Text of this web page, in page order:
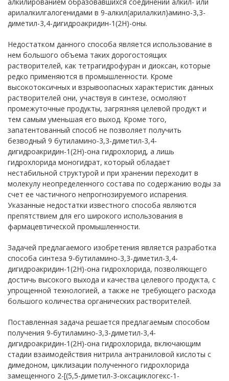
арилалкилгалогенидами в 9-алкил(арилалкил)амино-3,3-
диметил-3,4-дигидроакридин-1(2Н)-оны.
Недостатком данного способа является использование в
нем большого объема таких дорогостоящих
растворителей, как тетрагидрофуран и диоксан, которые
редко применяются в промышленности. Кроме
высокотоксичных и взрывоопасных характеристик данных
растворителей они, участвуя в синтезе, осмоляют
промежуточные продукты, загрязняя целевой продукт и
тем самым уменьшая его выход. Кроме того,
запатентованный способ не позволяет получить
безводный 9 бутиламино-3,3-диметил-3,4-
дигидроакридин-1(2Н)-она гидрохлорид, а лишь
гидрохлорида моногидрат, который обладает
нестабильной структурой и при хранении переходит в
молекулу неопределенного состава по содержанию воды за
счет ее частичного непрогнозируемого испарения.
Указанные недостатки известного способа являются
препятствием для его широкого использования в
фармацевтической промышленности.
Задачей предлагаемого изобретения является разработка
способа синтеза 9-бутиламино-3,3-диметил-3,4-
дигидроакридин-1(2Н)-она гидрохлорида, позволяющего
достичь высокого выхода и качества целевого продукта, с
упрощенной технологией, а также не требующего расхода
большого количества органических растворителей.
Поставленная задача решается предлагаемым способом
получения 9-бутиламино-3,3-диметил-3,4-
дигидроакридин-1(2Н)-она гидрохлорида, включающим
стадии взаимодействия нитрила антраниловой кислоты с
димедоном, циклизации полученного гидрохлорида
замещенного 2-[(5,5-диметил-3-оксациклогекс-1-